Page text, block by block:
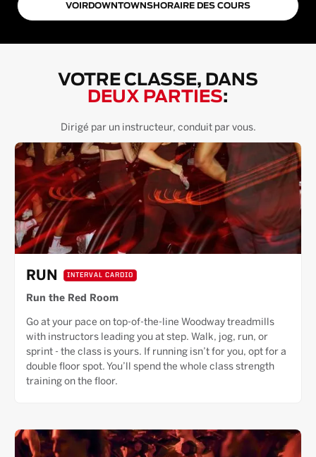
VOIRDOWNTOWNSHORAIRE DES COURS
VOTRE CLASSE, DANS
DEUX PARTIES:
Dirigé par un instructeur, conduit par vous.
RUN INTERVAL CARDIO
Run the Red Room
Go at your pace on top-of-the-line Woodway treadmills
with instructors leading you at step. Walk, jog, run, or
sprint - the class is yours. If running isn’t for you, opt for a
double floor spot. You’ll spend the whole class strength
training on the floor.